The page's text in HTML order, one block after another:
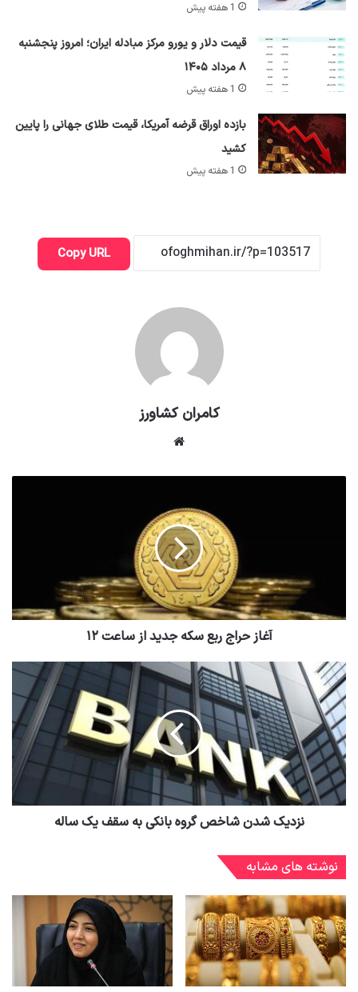
1 هفته پیش
قیمت دلار و یورو مرکز مبادله ایران؛ امروز پنجشنبه
۸ مرداد ۱۴۰۵
1 هفته پیش
بازده اوراق قرضه آمریکا، قیمت طلای جهانی را پایین
کشید
1 هفته پیش
Copy URL
کامران کشاورز
آغاز حراج ربع سکه جدید از ساعت ۱۲
نزدیک شدن شاخص گروه بانکی به سقف یک ساله
نوشته های مشابه